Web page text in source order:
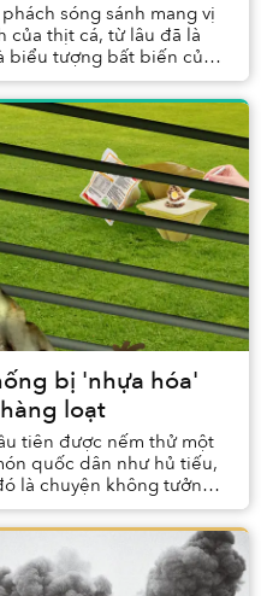
sóng sánh mang vị
của thịt cá, từ lâu đã là
biểu tượng bất biến của
vị quốc...
bị 'nhựa hóa'
loạt
tiên được nếm thử một
quốc dân như hủ tiếu,
là chuyện không tưởng,
trên tay cá...